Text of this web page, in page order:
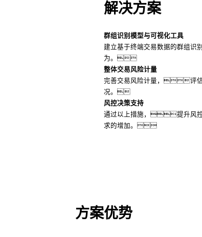
解决方案
群组识别模型与可视化工具
建立基于终端交易数据的群组
为。
整体交易风险计量
完善交易风险计量，评
况。
风控决策支持
通过以上措施，提升风
求的增加。
方案优势